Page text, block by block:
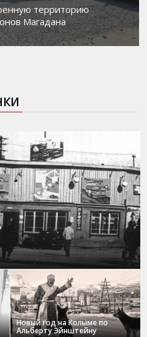
территорию
Магадана
Новый год на Колыме по
Альберту Эйнштейну